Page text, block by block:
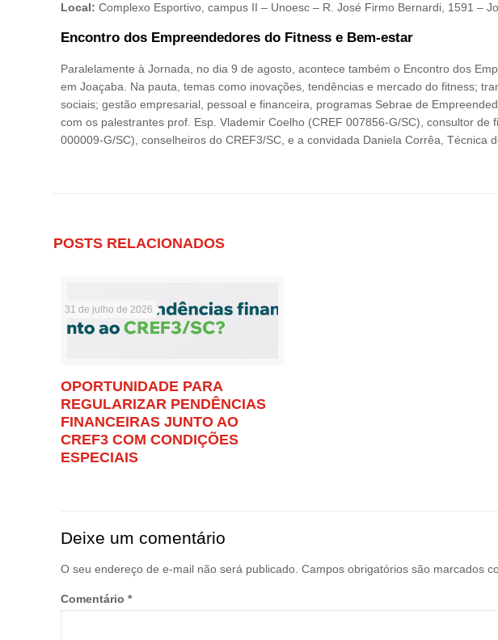
Local: Complexo Esportivo, campus II – Unoesc – R. José Firmo Bernardi, 1591 –
Encontro dos Empreendedores do Fitness e Bem-estar
Paralelamente à Jornada, no dia 9 de agosto, acontece também o Encontro dos
em Joaçaba. Na pauta, temas como inovações, tendências e mercado do fitness;
sociais; gestão empresarial, pessoal e financeira, programas Sebrae de
com os palestrantes prof. Esp. Vlademir Coelho (CREF 007856-G/SC), consultor de
000009-G/SC), conselheiros do CREF3/SC, e a convidada Daniela Corrêa, Técnica
POSTS RELACIONADOS
31 de julho de 2026
OPORTUNIDADE PARA
REGULARIZAR PENDÊNCIAS
FINANCEIRAS JUNTO AO
CREF3 COM CONDIÇÕES
ESPECIAIS
Deixe um comentário
O seu endereço de e-mail não será publicado. Campos obrigatórios são marcados
Comentário *